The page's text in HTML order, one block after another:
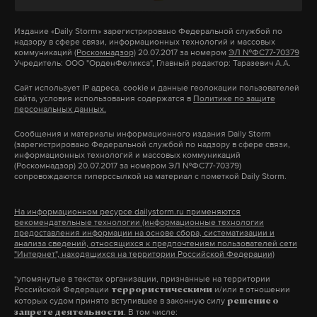
Фото: © GLOBAL LOOK press/Park Jin-Hee
Он призвал всех пользователей мессенджера
убедиться, что на их устройствах установлена
последняя версия Telegram (4.1), которая более
будущем – как на территории России, так и в
других странах». Кроме того, обновление позволит
более удобно администрировать большие группы
ВблогеTelegram сообщается, что в новую версию
Издание «Daily Storm» зарегистрировано Федеральной службой по
надзору в сфере связи, информационных технологий и массовых
коммуникаций (Роскомнадзор) 20.07.2017 за номером ЭЛ №ФС77-70379
Учредитель: ООО "ОрденФеликса", Главный редактор: Таразевич А.А.
Сайт использует IP адреса, cookie и данные геолокации пользователей
сайта, условия использования содержатся в Политике по защите
персональных данных.
Сообщения и материалы информационного издания Daily Storm
(зарегистрировано Федеральной службой по надзору в сфере связи,
информационных технологий и массовых коммуникаций
(Роскомнадзор) 20.07.2017 за номером ЭЛ №ФС77-70379)
сопровождаются гиперссылкой на материал с пометкой Daily Storm.
На информационном ресурсе dailystorm.ru применяются
рекомендательные технологии (информационные технологии
предоставления информации на основе сбора, систематизации и
анализа сведений, относящихся к предпочтениям пользователей сети
"Интернет", находящихся на территории Российской Федерации)
*упомянутые в текстах организации, признанные на территории
Российской Федерации террористическими и/или в отношении
которых судом принято вступившее в законную силу решение о
запрете деятельности. В том числе: